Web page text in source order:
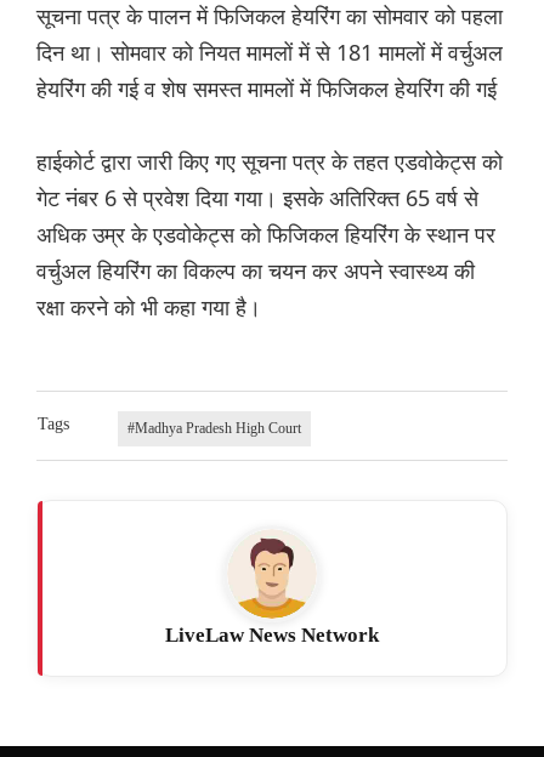
सूचना पत्र के पालन में फिजिकल हेयरिंग का सोमवार को पहला
दिन था। सोमवार को नियत मामलों में से 181 मामलों में वर्चुअल
हेयरिंग की गई व शेष समस्त मामलों में फिजिकल हेयरिंग की गई
हाईकोर्ट द्वारा जारी किए गए सूचना पत्र के तहत एडवोकेट्स को
गेट नंबर 6 से प्रवेश दिया गया। इसके अतिरिक्त 65 वर्ष से
अधिक उम्र के एडवोकेट्स को फिजिकल हियरिंग के स्थान पर
वर्चुअल हियरिंग का विकल्प का चयन कर अपने स्वास्थ्य की
रक्षा करने को भी कहा गया है।
Tags #Madhya Pradesh High Court
LiveLaw News Network